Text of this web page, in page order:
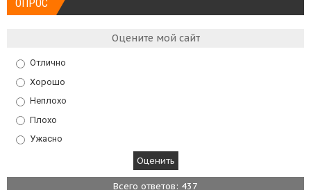
ОПРОС
Оцените мой сайт
Отлично
Хорошо
Неплохо
Плохо
Ужасно
Всего ответов: 437